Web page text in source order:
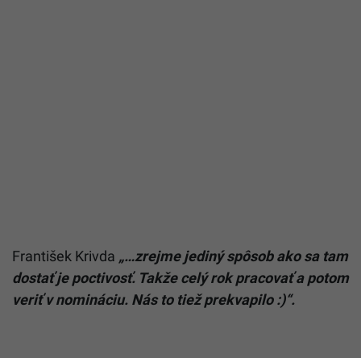
František Krivda „…zrejme jediný spôsob ako sa tam
dostať je poctivosť. Takže celý rok pracovať a potom
veriť v nomináciu. Nás to tiež prekvapilo:)“.